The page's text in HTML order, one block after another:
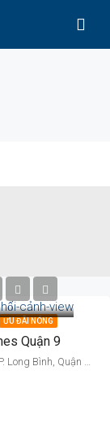
ƯU ĐÃI NÓNG
Quận 9